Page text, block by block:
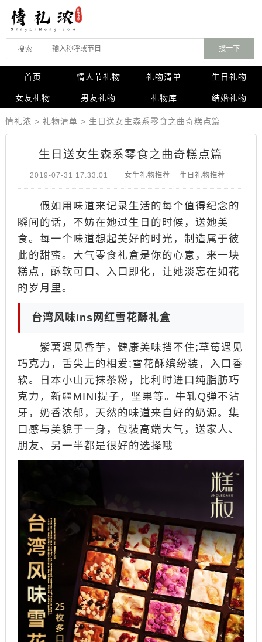
搜索
首页 情人节礼物 礼物清单 生日礼物
女友礼物 男友礼物 礼物库 结婚礼物
情礼浓 > 礼物清单 > 生日送女生森系零食之曲奇糕点篇
生日送女生森系零食之曲奇糕点篇
2019-07-31 17:33:01 女生礼物推荐 生日礼物推荐
假如用味道来记录生活的每个值得纪念的
瞬间的话，不妨在她过生日的时候，送她美
食。每一个味道想起美好的时光，制造属于彼
此的甜蜜。大气零食礼盒是你的心意，来一块
糕点，酥软可口、入口即化，让她淡忘在如花
的岁月里。
台湾风味ins网红雪花酥礼盒
紫薯遇见香芋，健康美味挡不住;草莓遇见
巧克力，舌尖上的相爱;雪花酥缤纷装，入口香
软。日本小山元抹茶粉，比利时进口纯脂肪巧
克力，新疆MINI提子，坚果等。牛轧Q弹不沾
牙，奶香浓郁，天然的味道来自好的奶源。集
口感与美貌于一身，包装高端大气，送家人、
朋友、另一半都是很好的选择哦